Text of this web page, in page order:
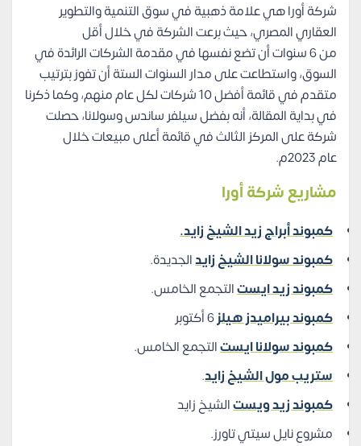
شركة أورا هي علامة ذهبية في سوق التنمية والتطوير
العقاري المصري، حيث برعت الشركة في خلال أقل
من 6 سنوات أن تضع نفسها في مقدمة الشركات الرائدة في
السوق، واستطاعت على مدار السنوات الستة أن تفوز بترتيب
متقدم في قائمة أفضل 10 شركات لكل عام منهم، وكما ذكرنا
في بداية المقالة، أنه بفضل سيلفر ساندس وسولانا، حصلت
شركة على المركز الثالث في قائمة أعلى مبيعات خلال
عام 2023م.
مشاريع شركة أورا
كمبوند أبراج زيد الشيخ زايد.
كمبوند سولانا الشيخ زايدالجديدة.
كمبوند زيد ايستالتجمع الخامس.
كمبوند بيراميدز هيلز
كمبوند سولانا ايستالتجمع الخامس.
ستريب مول الشيخ زايد.
كمبوند زيد ويستالشيخ زايد
مشروع نايل سيتي تاورز.